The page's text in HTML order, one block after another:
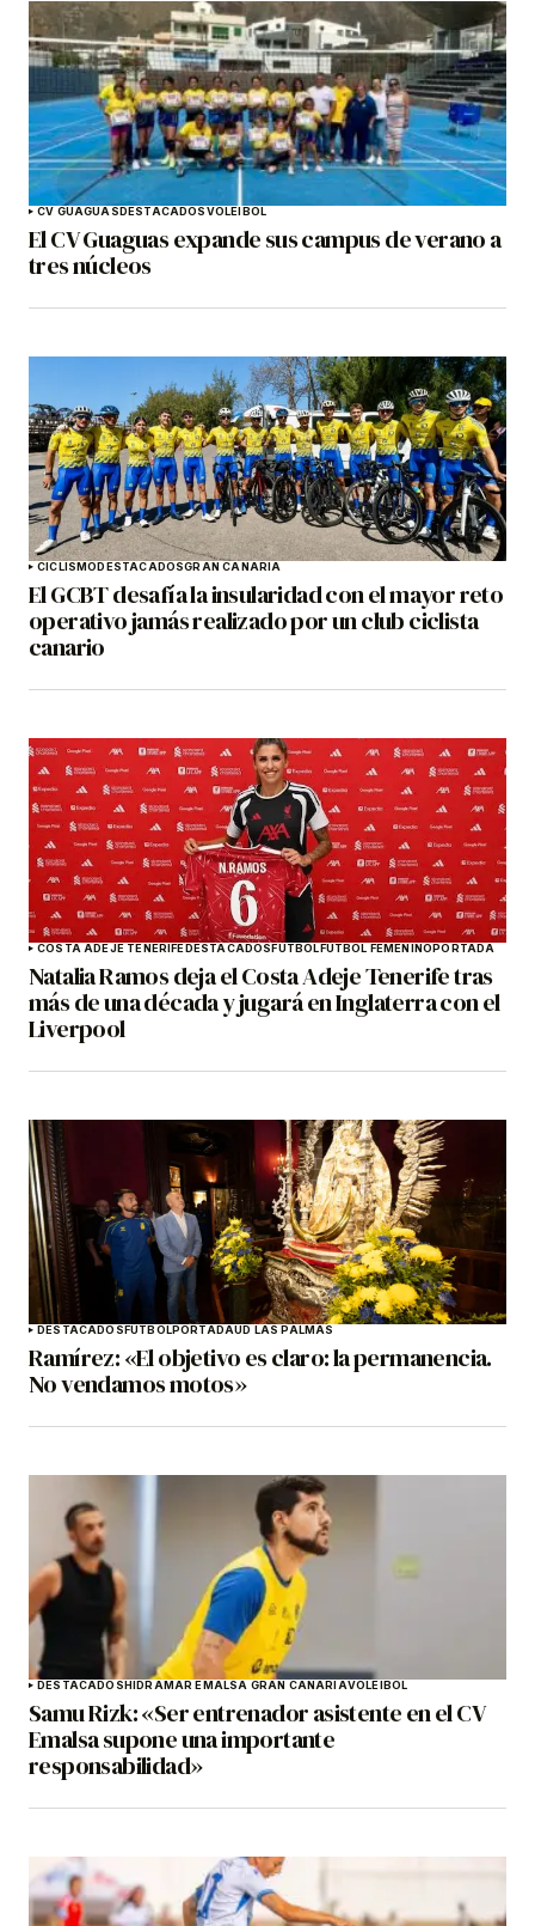
CV GUAGUASDESTACADOSVOLEIBOL
El CV Guaguas expande sus campus de verano a
tres núcleos
CICLISMODESTACADOSGRAN CANARIA
El GCBT desafía la insularidad con el mayor reto
operativo jamás realizado por un club ciclista
canario
COSTA ADEJE TENERIFEDESTACADOSFÚTBOLFÚTBOL FEMENINOPORTADA
Natalia Ramos deja el Costa Adeje Tenerife tras
más de una década y jugará en Inglaterra con el
Liverpool
DESTACADOSFÚTBOLPORTADAUD LAS PALMAS
Ramírez: «El objetivo es claro: la permanencia.
No vendamos motos»
DESTACADOSHIDRAMAR EMALSA GRAN CANARIAVOLEIBOL
Samu Rizk: «Ser entrenador asistente en el CV
Emalsa supone una importante
responsabilidad»